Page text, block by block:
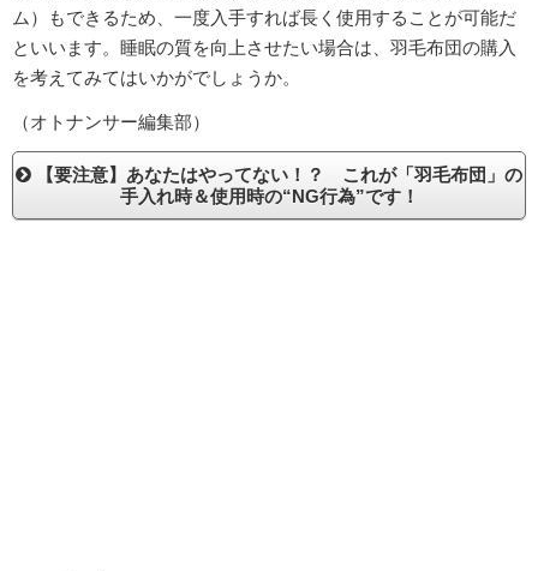
ム）もできるため、一度入手すれば長く使用することが可能だ
といいます。睡眠の質を向上させたい場合は、羽毛布団の購入
を考えてみてはいかがでしょうか。
（オトナンサー編集部）
【要注意】あなたはやってない！？ これが「羽毛布団」の
手入れ時＆使用時の“NG行為”です！